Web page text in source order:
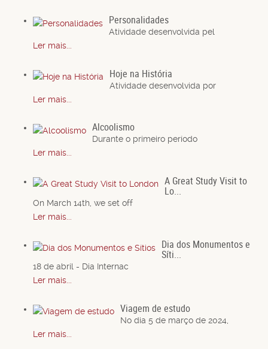
Personalidades
Atividade desenvolvida pel
Ler mais...
Hoje na História
Atividade desenvolvida por
Ler mais...
Alcoolismo
Durante o primeiro período
Ler mais...
A Great Study Visit to
Lo...
On March 14th, we set off
Ler mais...
Dia dos Monumentos e
Síti...
18 de abril - Dia Internac
Ler mais...
Viagem de estudo
No dia 5 de março de 2024,
Ler mais...